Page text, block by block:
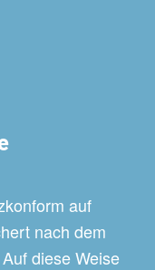
auf
nach dem
diese Weise